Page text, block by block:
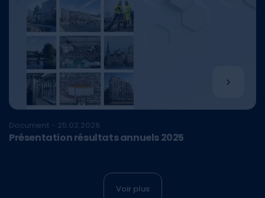
Document - 25.02.2026
Présentation résultats annuels 2025
Voir plus